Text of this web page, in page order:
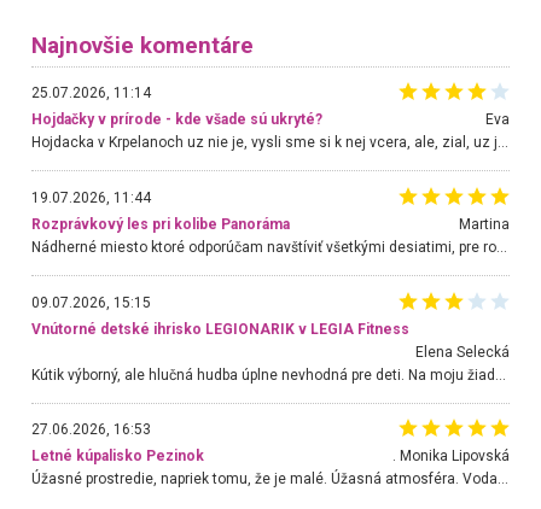
Najnovšie komentáre
25.07.2026, 11:14
Hojdačky v prírode - kde všade sú ukryté?
Eva
Hojdacka v Krpelanoch uz nie je, vysli sme si k nej vcera, ale, zial, uz je znicena. Ak sem planujete cestu len kvoli hojdacke, mozete si ju usetrit. Krasny vyhlad je tu vsak aj bez hojdacky :-)
19.07.2026, 11:44
Rozprávkový les pri kolibe Panoráma
Martina
Nádherné miesto ktoré odporúčam navštíviť všetkými desiatimi, pre rodiny s deťmi, dôchodcom... Proste a jednoducho ozaj rozprávkový les.. určite ešte prídeme. Odniesli sme si na pamiatku krásne tričká,
09.07.2026, 15:15
Vnútorné detské ihrisko LEGIONARIK v LEGIA Fitness
Elena Selecká
27.06.2026, 16:53
Letné kúpalisko Pezinok
. Monika Lipovská
Úžasné prostredie, napriek tomu, že je malé. Úžasná atmosféra. Voda fantastická a nádherná. Ľudí je pomerne veľa, ale su mili a ohľaduplní. Je veľmi zaujímavé sledovať, ako dokážu spolu športovať cudzí ľudia a bez ohľadu na vek. Vládne tu pohoda. Vnuka neviem dostať z vody. Ďakujem za krásny deň . Urcite sa sem vrátim. Jediný problém je s parkovaním, ale aj ten sa mi podarilo vyriešiť. Monika Bratislava